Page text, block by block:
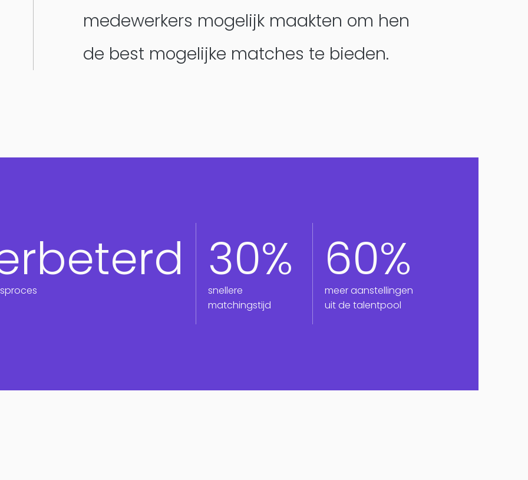
Managed Services
Expert Services
Consultancy
OutSystems
Microsoft Power Apps
Alumio
medewerkers mogelijk maakten om hen
de best mogelijke matches te bieden.
30%
snellere
matchingstijd
60%
meer aanstellingen
uit de talentpool